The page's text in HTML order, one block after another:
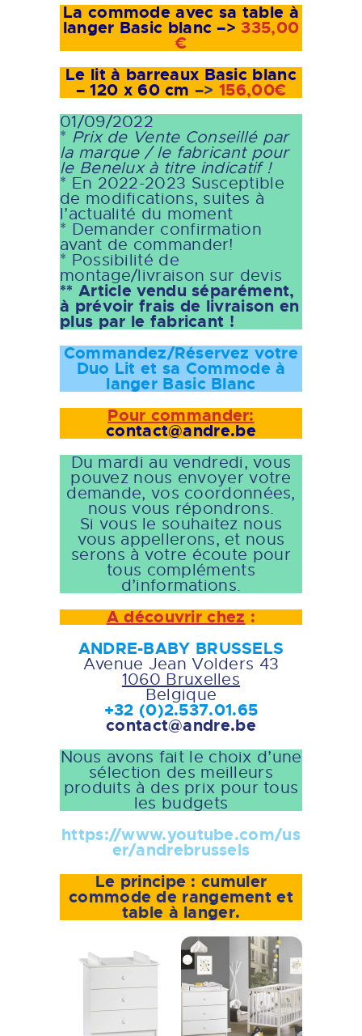
La commode avec sa table à
langer Basic blanc –> 335,00
€
Le lit à barreaux Basic blanc
– 120 x 60 cm –> 156,00€
01/09/2022
* Prix de Vente Conseillé par
la marque / le fabricantpour
le Benelux à titre indicatif !
* En 2022-2023 Susceptible
de modifications, suites à
l’actualité du moment
* Demander confirmation
avant de commander!
* Possibilité de
montage/livraison sur devis
** Article vendu séparément,
à prévoir frais de livraison en
plus par le fabricant !
Commandez/Réservez votre
Duo Lit et sa Commode à
langer Basic Blanc
Pour commander:
contact@andre.be
Du mardi au vendredi, vous
pouvez nous envoyer votre
demande, vos coordonnées,
nous vous répondrons.
Si vous le souhaitez nous
vous appellerons, et nous
serons à votre écoute pour
tous compléments
d’informations.
A découvrir chez:
ANDRE-BABY BRUSSELS
Avenue Jean Volders 43
1060 Bruxelles
Belgique
+32 (0)2.537.01.65
contact@andre.be
Nous avons fait le choix d’une
sélection des meilleurs
produits à des prix pour tous
les budgets
https://www.youtube.com/us
er/andrebrussels
Le principe : cumuler
commode de rangement et
table à langer.